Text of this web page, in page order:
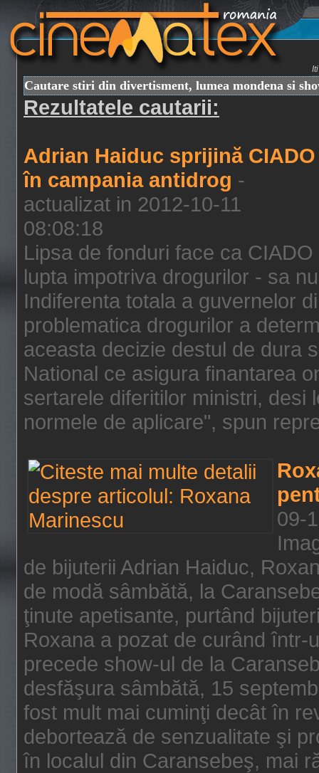
Cautare stiri din divertisment, lumea mondena si
Rezultatele cautarii:
Adrian Haiduc sprijină CIADO
în campania antidrog -
actualizat in 2012-10-11
08:08:18
Lipsa de fonduri face ca
lupta impotriva drogurilor - sa
Indiferenta totala a guvernelor
problematica drogurilor a
aceasta decizie destul de dura
National ce asigura finantarea
sertarele diferitilor ministri, desi
normele de aplicare", spun
09-
de bijuterii Adrian Haiduc,
de modă sâmbătă, la
ţinute apetisante, purtând
Roxana a pozat de curând
precede show-ul de la
desfăşura sâmbătă, 15
fost mult mai cuminţi decât în
debortează de senzualitate şi
în localul din Caransebeş, mai